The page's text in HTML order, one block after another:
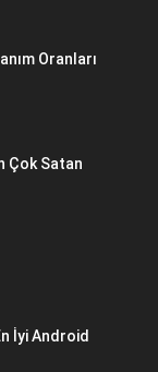
Oranları
Çok Satan
İyi Android